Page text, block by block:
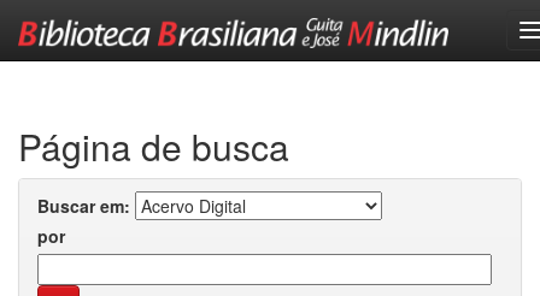
Página de busca
Buscar em:
por